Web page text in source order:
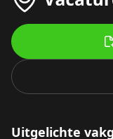
Uitgelichte